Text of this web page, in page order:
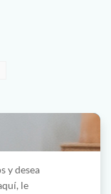
y desea
le